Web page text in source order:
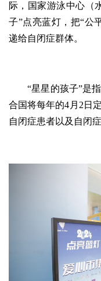
际，国家游泳中心（
子”点亮蓝灯，把“公
递给自闭症群体。
“星星的孩子”是
合国将每年的4月2日
自闭症患者以及自闭